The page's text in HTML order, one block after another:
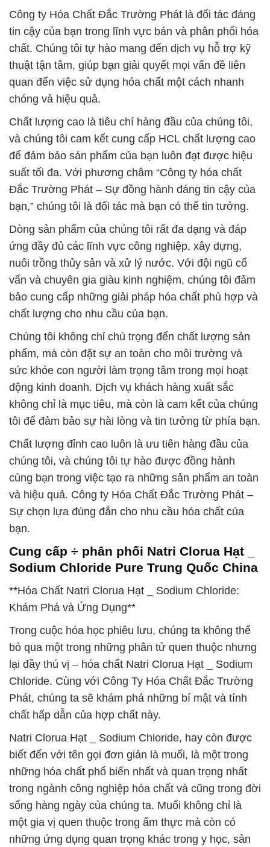
Công ty Hóa Chất Đắc Trường Phát là đối tác đáng
tin cậy của bạn trong lĩnh vực bán và phân phối hóa
chất. Chúng tôi tự hào mang đến dịch vụ hỗ trợ kỹ
thuật tận tâm, giúp bạn giải quyết mọi vấn đề liên
quan đến việc sử dụng hóa chất một cách nhanh
chóng và hiệu quả.
Chất lượng cao là tiêu chí hàng đầu của chúng tôi,
và chúng tôi cam kết cung cấp HCL chất lượng cao
để đảm bảo sản phẩm của bạn luôn đạt được hiệu
suất tối đa. Với phương châm “Công ty hóa chất
Đắc Trường Phát – Sự đồng hành đáng tin cậy của
bạn,” chúng tôi là đối tác mà bạn có thể tin tưởng.
Dòng sản phẩm của chúng tôi rất đa dạng và đáp
ứng đầy đủ các lĩnh vực công nghiệp, xây dựng,
nuôi trồng thủy sản và xử lý nước. Với đội ngũ cố
vấn và chuyên gia giàu kinh nghiệm, chúng tôi đảm
bảo cung cấp những giải pháp hóa chất phù hợp và
chất lượng cho nhu cầu của bạn.
Chúng tôi không chỉ chú trọng đến chất lượng sản
phẩm, mà còn đặt sự an toàn cho môi trường và
sức khỏe con người làm trọng tâm trong mọi hoạt
động kinh doanh. Dịch vụ khách hàng xuất sắc
không chỉ là mục tiêu, mà còn là cam kết của chúng
tôi để đảm bảo sự hài lòng và tin tưởng từ phía bạn.
Chất lượng đỉnh cao luôn là ưu tiên hàng đầu của
chúng tôi, và chúng tôi tự hào được đồng hành
cùng bạn trong việc tạo ra những sản phẩm an toàn
và hiệu quả. Công ty Hóa Chất Đắc Trường Phát –
Sự chọn lựa đúng đắn cho nhu cầu hóa chất của
bạn.
Cung cấp ÷ phân phối Natri Clorua Hạt _
Sodium Chloride Pure Trung Quốc China
**Hóa Chất Natri Clorua Hạt _ Sodium Chloride:
Khám Phá và Ứng Dụng**
Trong cuộc hóa học phiêu lưu, chúng ta không thể
bỏ qua một trong những phân tử quen thuộc nhưng
lại đầy thú vị – hóa chất Natri Clorua Hạt _ Sodium
Chloride. Cùng với Công Ty Hóa Chất Đắc Trường
Phát, chúng ta sẽ khám phá những bí mật và tính
chất hấp dẫn của hợp chất này.
Natri Clorua Hạt _ Sodium Chloride, hay còn được
biết đến với tên gọi đơn giản là muối, là một trong
những hóa chất phổ biến nhất và quan trọng nhất
trong ngành công nghiệp hóa chất và cũng trong đời
sống hàng ngày của chúng ta. Muối không chỉ là
một gia vị quen thuộc trong ẩm thực mà còn có
những ứng dụng quan trọng khác trong y học, sản